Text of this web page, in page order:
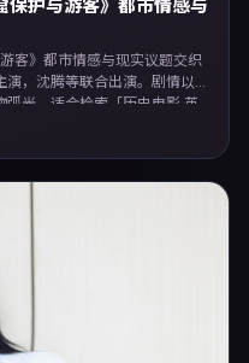
护与游客》都市情感与
客》都市情感与现实议题交织
，沈腾等联合出演。剧情以历
光，适合检索「历史电影 英
6月25日起在英国地区网络平